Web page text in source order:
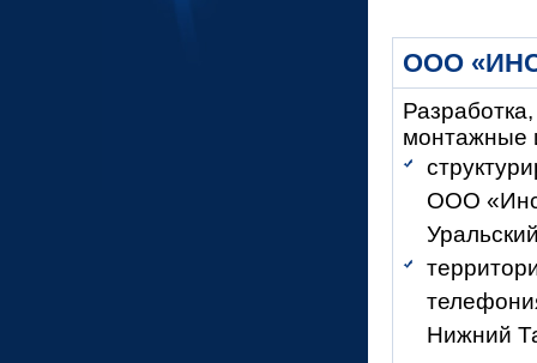
ООО
монтажные
ООО
Нижний